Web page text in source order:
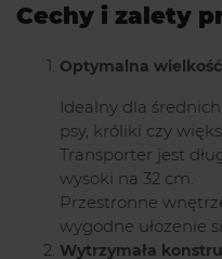
Cechy i zalety
Optymalna
Idealny dla
psy, króliki czy
Transporter jest
wysoki na 32 cm.
Przestronne
wygodne ułożenie
Wytrzymała